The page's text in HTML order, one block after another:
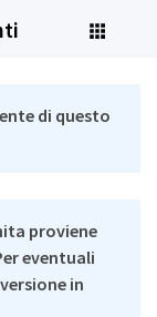
di questo
proviene
eventuali
in